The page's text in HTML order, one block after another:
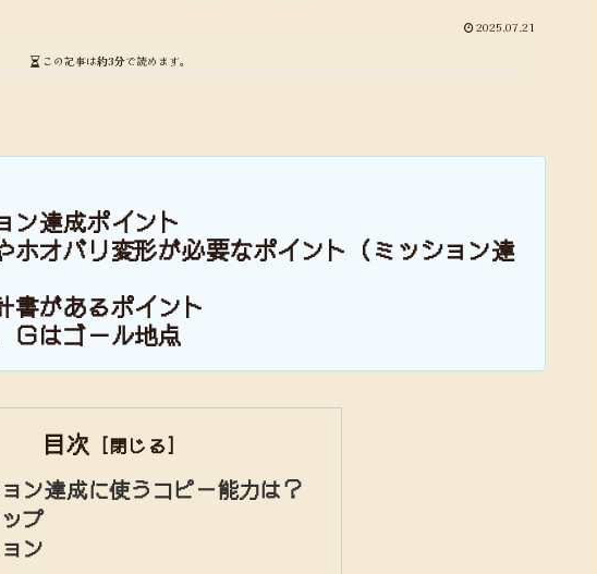
2025.07.21
この記事は約3分で読めます。
達成ポイント
オバリ変形が必要なポイント（ミッション達
があるポイント
はゴール地点
目次
ン達成に使うコピー能力は？
プ
ン